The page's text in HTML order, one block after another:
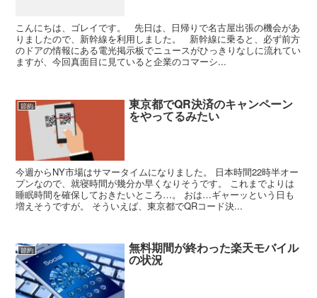
こんにちは、ゴレイです。 先日は、日帰りで名古屋出張の機会があ
りましたので、新幹線を利用しました。 新幹線に乗ると、必ず前方
のドアの情報にある電光掲示板でニュースがひっきりなしに流れてい
ますが、今回真面目に見ていると企業のコマーシ...
節約 東京都でQR決済のキャンペーン
をやってるみたい
今週からNY市場はサマータイムになりました。 日本時間22時半オー
プンなので、就寝時間が幾分か早くなりそうです。 これまでよりは
睡眠時間を確保しておきたいところ…。 おは…ギャーッという日も
増えそうですが。 そういえば、東京都でQRコード決...
節約 無料期間が終わった楽天モバイル
の状況